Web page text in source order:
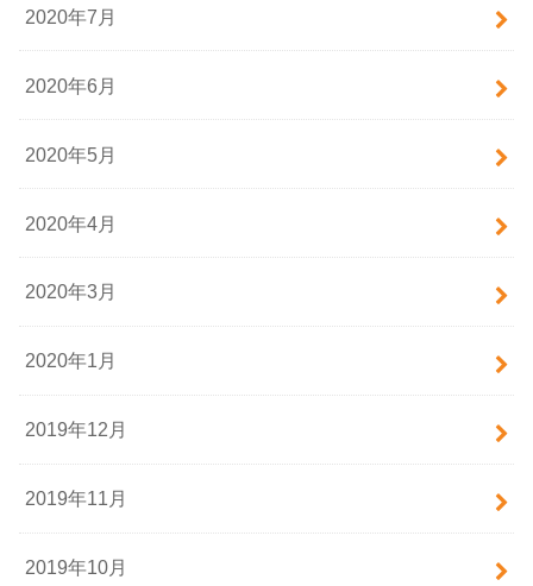
2020年7月
2020年6月
2020年5月
2020年4月
2020年3月
2020年1月
2019年12月
2019年11月
2019年10月